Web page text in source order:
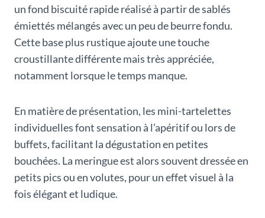
un fond biscuité rapide réalisé à partir de sablés
émiettés mélangés avec un peu de beurre fondu.
Cette base plus rustique ajoute une touche
croustillante différente mais très appréciée,
notamment lorsque le temps manque.
En matière de présentation, les mini-tartelettes
individuelles font sensation à l’apéritif ou lors de
buffets, facilitant la dégustation en petites
bouchées. La meringue est alors souvent dressée en
petits pics ou en volutes, pour un effet visuel à la
fois élégant et ludique.